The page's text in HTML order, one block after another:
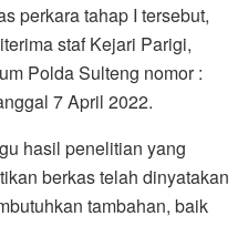
perkara tahap I tersebut,
staf Kejari Parigi,
Polda Sulteng nomor :
7 April 2022.
hasil penelitian yang
berkas telah dinyatakan
tambahan, baik